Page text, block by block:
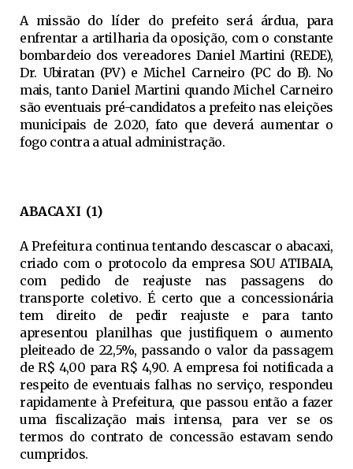
A missão do líder do prefeito será árdua, para
enfrentar a artilharia da oposição, com o constante
bombardeio dos vereadores Daniel Martini (REDE),
Dr. Ubiratan (PV) e Michel Carneiro (PC do B). No
mais, tanto Daniel Martini quando Michel Carneiro
são eventuais pré-candidatos a prefeito nas eleições
municipais de 2.020, fato que deverá aumentar o
fogo contra a atual administração.
ABACAXI (1)
A Prefeitura continua tentando descascar o abacaxi,
criado com o protocolo da empresa SOU ATIBAIA,
com pedido de reajuste nas passagens do
transporte coletivo. É certo que a concessionária
tem direito de pedir reajuste e para tanto
apresentou planilhas que justifiquem o aumento
pleiteado de 22,5%, passando o valor da passagem
de R$ 4,00 para R$ 4,90. A empresa foi notificada a
respeito de eventuais falhas no serviço, respondeu
rapidamente à Prefeitura, que passou então a fazer
uma fiscalização mais intensa, para ver se os
termos do contrato de concessão estavam sendo
cumpridos.